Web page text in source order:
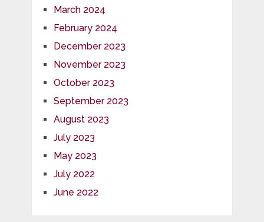
March 2024
February 2024
December 2023
November 2023
October 2023
September 2023
August 2023
July 2023
May 2023
July 2022
June 2022